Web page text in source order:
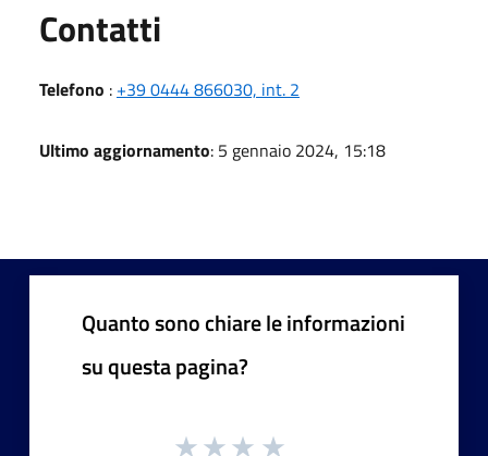
Contatti
Telefono : +39 0444 866030, int. 2
Ultimo aggiornamento: 5 gennaio 2024, 15:18
Quanto sono chiare le informazioni
su questa pagina?